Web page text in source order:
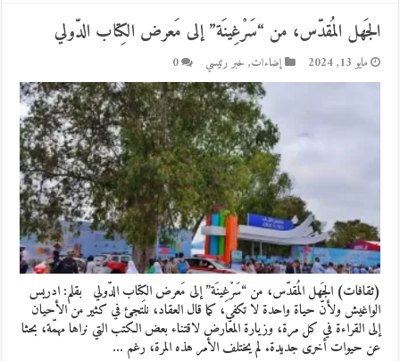
الجَهل المُقدّس، من “سَرْغِينَة” إلى مَعرض الكِتاب الدّولي
مايو 13, 2024 إضاءات, خبر رئيسي 0
(ثقافات) الجَهل المُقدّس، من “سَرْغِينَة” إلى مَعرض الكِتاب الدّولي بقلم: ادريس
الواغيش ولأنّ حياة واحدة لا تكفي، كما قال العقاد، نلتجئ في كثير من الأحيان
إلى القراءة في كل مرة، وزيارة المعارض لاقتناء بعض الكتب التي نراها مهمّة، بحثا
عن حيوات أخرى جديدة. لم يختلف الأمر هذه المرة، رغم …